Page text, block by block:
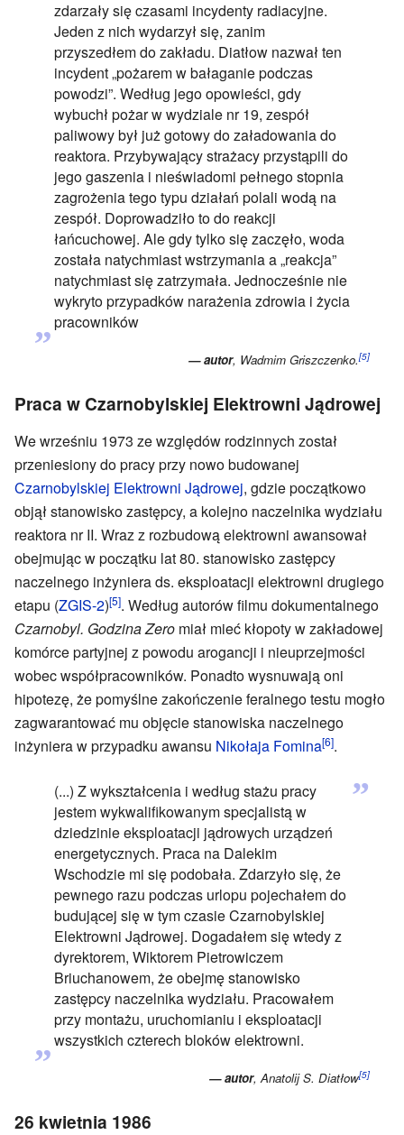
„
zdarzały się czasami incydenty radiacyjne.
Jeden z nich wydarzył się, zanim
przyszedłem do zakładu. Diatłow nazwał ten
incydent „pożarem w bałaganie podczas
powodzi”. Według jego opowieści, gdy
wybuchł pożar w wydziale nr 19, zespół
paliwowy był już gotowy do załadowania do
reaktora. Przybywający strażacy przystąpili do
jego gaszenia i nieświadomi pełnego stopnia
zagrożenia tego typu działań polali wodą na
zespół. Doprowadziło to do reakcji
łańcuchowej. Ale gdy tylko się zaczęło, woda
została natychmiast wstrzymania a „reakcja”
natychmiast się zatrzymała. Jednocześnie nie
wykryto przypadków narażenia zdrowia i życia
pracowników
— autor, Wadmim Griszczenko.[5]
Praca w Czarnobylskiej Elektrowni Jądrowej
We wrześniu 1973 ze względów rodzinnych został
przeniesiony do pracy przy nowo budowanej
Czarnobylskiej Elektrowni Jądrowej, gdzie początkowo
objął stanowisko zastępcy, a kolejno naczelnika wydziału
reaktora nr II. Wraz z rozbudową elektrowni awansował
obejmując w początku lat 80. stanowisko zastępcy
naczelnego inżyniera ds. eksploatacji elektrowni drugiego
etapu (ZGIS-2)[5]. Według autorów filmu dokumentalnego
Czarnobyl. Godzina Zero miał mieć kłopoty w zakładowej
komórce partyjnej z powodu arogancji i nieuprzejmości
wobec współpracowników. Ponadto wysnuwają oni
hipotezę, że pomyślne zakończenie feralnego testu mogło
zagwarantować mu objęcie stanowiska naczelnego
inżyniera w przypadku awansu Nikołaja Fomina[6].
„
(...) Z wykształcenia i według stażu pracy
jestem wykwalifikowanym specjalistą w
dziedzinie eksploatacji jądrowych urządzeń
energetycznych. Praca na Dalekim
Wschodzie mi się podobała. Zdarzyło się, że
pewnego razu podczas urlopu pojechałem do
budującej się w tym czasie Czarnobylskiej
Elektrowni Jądrowej. Dogadałem się wtedy z
dyrektorem, Wiktorem Pietrowiczem
Briuchanowem, że obejmę stanowisko
zastępcy naczelnika wydziału. Pracowałem
przy montażu, uruchomianiu i eksploatacji
wszystkich czterech bloków elektrowni.
”
— autor, Anatolij S. Diatłow[5]
26 kwietnia 1986